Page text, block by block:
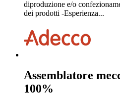
diproduzione e/o
dei prodotti -Esperienza...
Assemblatore
100%